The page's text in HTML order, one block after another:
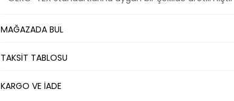
MAĞAZADA BUL
TAKSİT TABLOSU
KARGO VE İADE